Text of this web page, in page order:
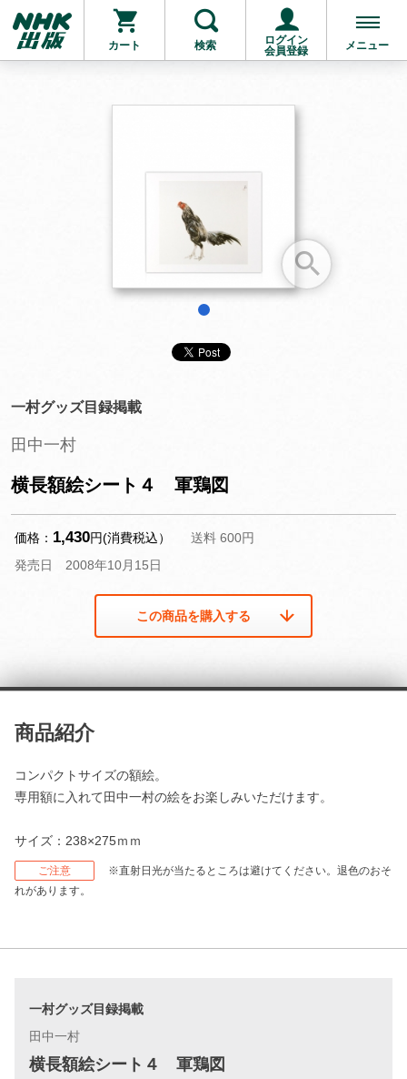
カート 検索
ログイン
会員登録
メニュー
お支払いに進む
他にも商品を買う
一村グッズ目録掲載
田中一村
横長額絵シート４ 軍鶏図
価格： 1,430円(消費税込）
送料 600円
発売日 2008年10月15日
この商品を購入する
商品紹介
コンパクトサイズの額絵。
専用額に入れて田中一村の絵をお楽しみいただけます。
サイズ：238×275ｍｍ
ご注意
※直射日光が当たるところは避けてください。退色のおそ
れがあります。
一村グッズ目録掲載
田中一村
横長額絵シート４ 軍鶏図